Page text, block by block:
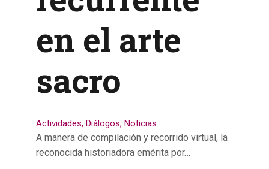
en el arte
sacro
Actividades, Diálogos, Noticias
A manera de compilación y recorrido virtual, la
reconocida historiadora emérita por…